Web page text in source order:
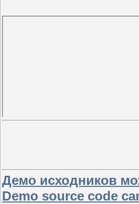
Демо исходников
Demo source code